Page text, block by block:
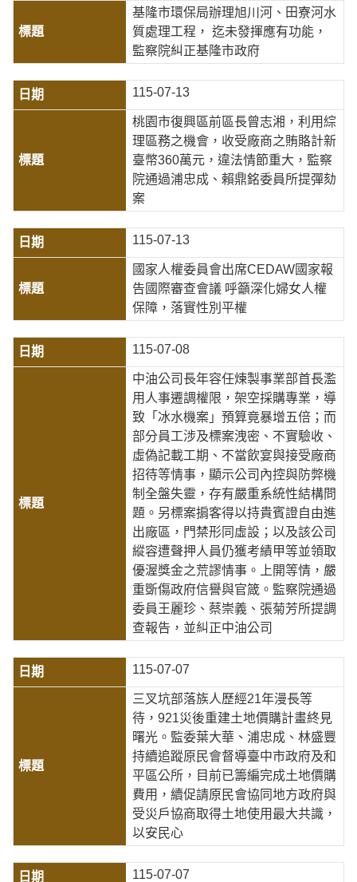
基隆市環保局辦理旭川河、田寮河水
質處理工程， 迄未發揮應有功能，
監察院糾正基隆市政府
115-07-13
桃園市復興區前區長曾志湘，利用綜
理區務之機會，收受廠商之賄賂計新
臺幣360萬元，違法情節重大，監察
院通過浦忠成、賴鼎銘委員所提彈劾
案
115-07-13
國家人權委員會出席CEDAW國家報
告國際審查會議 呼籲深化婦女人權
保障，落實性別平權
115-07-08
中油公司長年容任煉製事業部首長濫
用人事遷調權限，架空採購專業，導
致「冰水機案」預算竟暴增五倍；而
部分員工涉及標案洩密、不實驗收、
虛偽記載工期、不當飲宴與接受廠商
招待等情事，顯示公司內控與防弊機
制全盤失靈，存有嚴重系統性結構問
題。另標案掮客得以持貴賓證自由進
出廠區，門禁形同虛設；以及該公司
縱容遭聲押人員仍獲考績甲等並領取
優渥獎金之荒謬情事。上開等情，嚴
重斲傷政府信譽與官箴。監察院通過
委員王麗珍、蔡崇義、張菊芳所提調
查報告，並糾正中油公司
115-07-07
三叉坑部落族人歷經21年漫長等
待，921災後重建土地價購計畫終見
曙光。監委葉大華、浦忠成、林盛豐
持續追蹤原民會督導臺中市政府及和
平區公所，目前已籌編完成土地價購
費用，續促請原民會協同地方政府與
受災戶協商取得土地使用最大共識，
以安民心
115-07-07